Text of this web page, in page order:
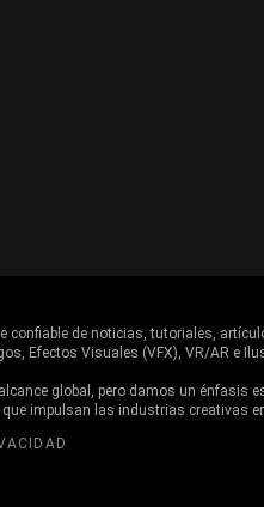
confiable de noticias, tutoriales,
Efectos Visuales (VFX), VR/AR e
global, pero damos un énfasis
impulsan las industrias creativas en